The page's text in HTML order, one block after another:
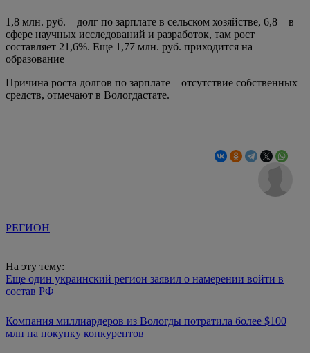
1,8 млн. руб. – долг по зарплате в сельском хозяйстве, 6,8 – в
сфере научных исследований и разработок, там рост
составляет 21,6%. Еще 1,77 млн. руб. приходится на
образование
Причина роста долгов по зарплате – отсутствие собственных
средств, отмечают в Вологдастате.
РЕГИОН
На эту тему:
Еще один украинский регион заявил о намерении войти в
состав РФ
Компания миллиардеров из Вологды потратила более $100
млн на покупку конкурентов